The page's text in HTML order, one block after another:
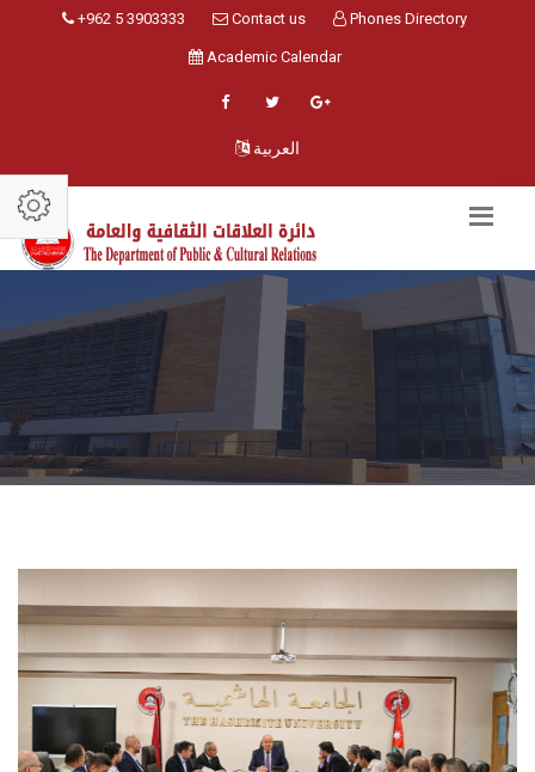
+962 5 3903333 Contact us Phones Directory
Academic Calendar
العربية